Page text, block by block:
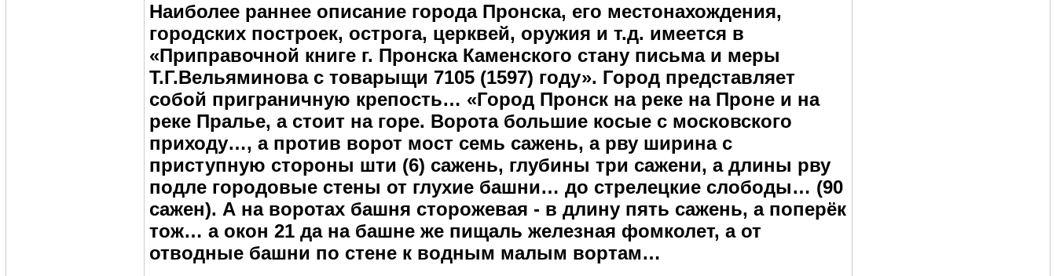
Наиболее раннее описание города Пронска, его местонахождения,
городских построек, острога, церквей, оружия и т.д. имеется в
«Приправочной книге г. Пронска Каменского стану письма и меры
Т.Г.Вельяминова с товарыщи 7105 (1597) году». Город представляет
собой приграничную крепость… «Город Пронск на реке на Проне и на
реке Пралье, а стоит на горе. Ворота большие косые с московского
приходу…, а против ворот мост семь сажень, а рву ширина с
приступную стороны шти (6) сажень, глубины три сажени, а длины рву
подле городовые стены от глухие башни… до стрелецкие слободы… (90
сажен). А на воротах башня сторожевая - в длину пять сажень, а поперёк
тож… а окон 21 да на башне же пищаль железная фомколет, а от
отводные башни по стене к водным малым вортам…